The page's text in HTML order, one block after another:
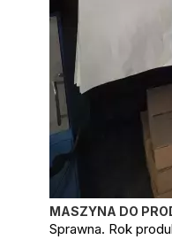
MASZYNA DO
Sprawna. Rok